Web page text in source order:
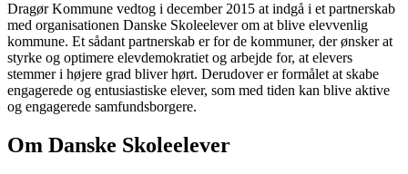
Dragør Kommune vedtog i december 2015 at indgå i et partnerskab
med organisationen Danske Skoleelever om at blive elevvenlig
kommune. Et sådant partnerskab er for de kommuner, der ønsker at
styrke og optimere elevdemokratiet og arbejde for, at elevers
stemmer i højere grad bliver hørt. Derudover er formålet at skabe
engagerede og entusiastiske elever, som med tiden kan blive aktive
og engagerede samfundsborgere.
Om Danske Skoleelever